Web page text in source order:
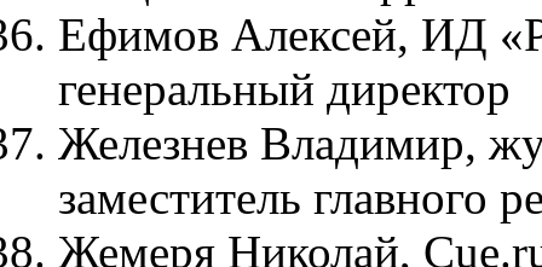
Ефимов Алексей, ИД
генеральный директор
Железнев Владимир,
заместитель главного
Жемеря Николай,